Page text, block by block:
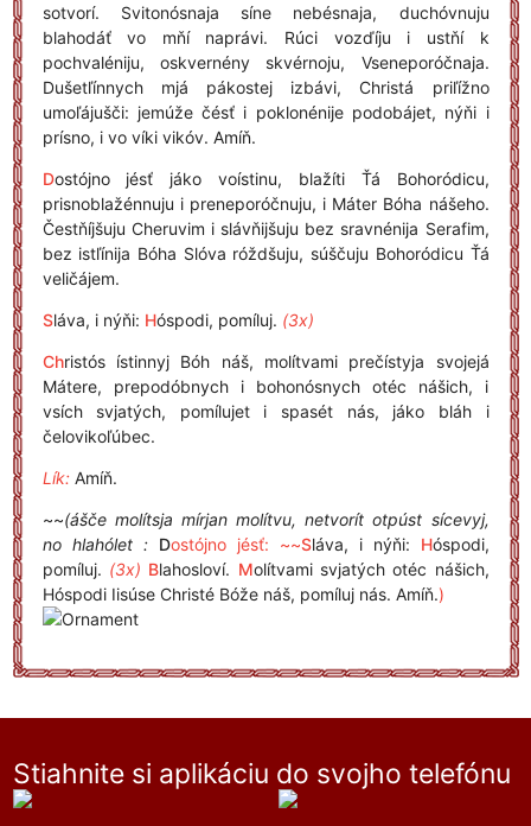
sotvorí. Svitonósnaja síne nebésnaja, duchóvnuju
blahodáť vo mňí naprávi. Rúci vozďíju i ustňí k
pochvaléniju, oskvernény skvérnoju, Vseneporóčnaja.
Dušetľínnych mjá pákostej izbávi, Christá priľížno
umoľájušči: jemúže čésť i poklonénije podobájet, nýňi i
prísno, i vo víki vikóv. Amíň.
Dostójno jésť jáko voístinu, blažíti Ťá Bohoródicu,
prisnoblažénnuju i preneporóčnuju, i Máter Bóha nášeho.
Čestňíjšuju Cheruvim i slávňijšuju bez sravnénija Serafim,
bez istľínija Bóha Slóva róždšuju, súščuju Bohoródicu Ťá
veličájem.
Sláva, i nýňi: Hóspodi, pomíluj. (3x)
Christós ístinnyj Bóh náš, molítvami prečístyja svojejá
Mátere, prepodóbnych i bohonósnych otéc nášich, i
vsích svjatých, pomílujet i spasét nás, jáko bláh i
čelovikoľúbec.
Lík:Amíň.
~~(ášče molítsja mírjan molítvu, netvorít otpúst sícevyj,
no hlahólet :
Dostójno jésť: ~~Sláva, i nýňi: Hóspodi,
pomíluj. (3x) Blahosloví. Molítvami svjatých otéc nášich,
Hóspodi Iisúse Christé Bóže náš, pomíluj nás. Amíň.)
Stiahnite si aplikáciu do svojho telefónu